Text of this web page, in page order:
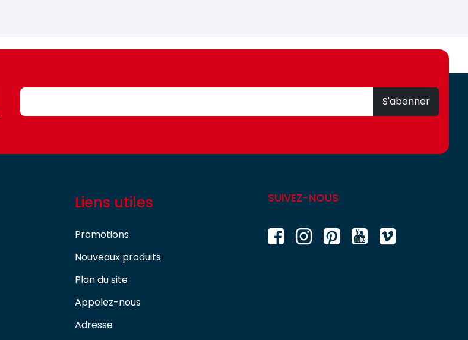
S'abonner
Liens utiles
Promotions
Nouveaux produits
Plan du site
Appelez-nous
Adresse
SUIVEZ-NOUS